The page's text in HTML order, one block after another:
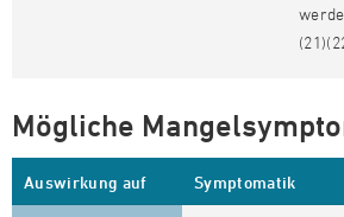
Mögliche
Auswirkung auf Symptomatik